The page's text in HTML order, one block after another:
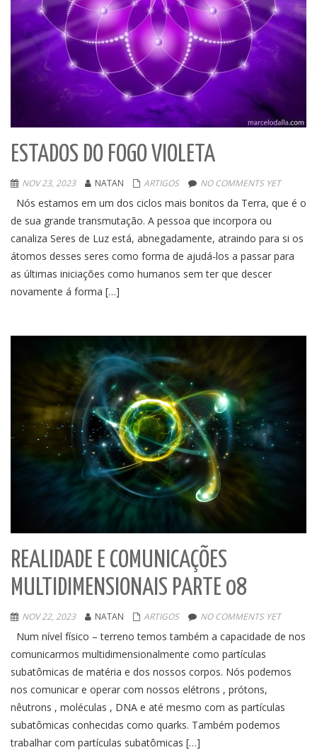
ESTADOS DO FOGO VIOLETA
NOV 23, 2023 NATAN ARTIGOS NO COMMENTS YET
Nós estamos em um dos ciclos mais bonitos da Terra, que é o
de sua grande transmutação. A pessoa que incorpora ou
canaliza Seres de Luz está, abnegadamente, atraindo para si os
átomos desses seres como forma de ajudá-los a passar para
as últimas iniciações como humanos sem ter que descer
novamente á forma […]
REALIDADE E COMUNICAÇÕES
MULTIDIMENSIONAIS PARTE 08
NOV 22, 2023 NATAN ARTIGOS NO COMMENTS YET
Num nível físico – terreno temos também a capacidade de nos
comunicarmos multidimensionalmente como partículas
subatômicas de matéria e dos nossos corpos. Nós podemos
nos comunicar e operar com nossos elétrons , prótons,
nêutrons , moléculas , DNA e até mesmo com as partículas
subatômicas conhecidas como quarks. Também podemos
trabalhar com partículas subatômicas […]